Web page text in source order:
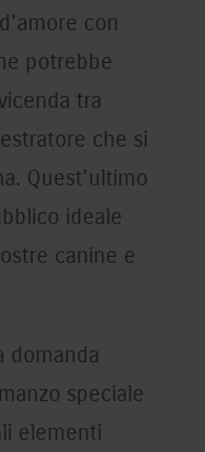
con
potrebbe
tra
che si
Quest'ultimo
ideale
canine e
domanda
speciale
elementi